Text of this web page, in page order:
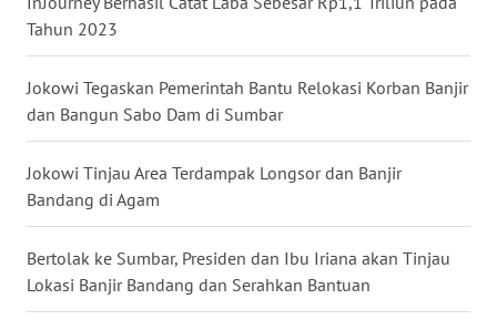
Tahun 2023
Jokowi Tegaskan Pemerintah Bantu Relokasi Korban Banjir
dan Bangun Sabo Dam di Sumbar
Jokowi Tinjau Area Terdampak Longsor dan Banjir
Bandang di Agam
Bertolak ke Sumbar, Presiden dan Ibu Iriana akan Tinjau
Lokasi Banjir Bandang dan Serahkan Bantuan
WN
BABEL
WN
SUMBAR
WN
WN
BENGKULU